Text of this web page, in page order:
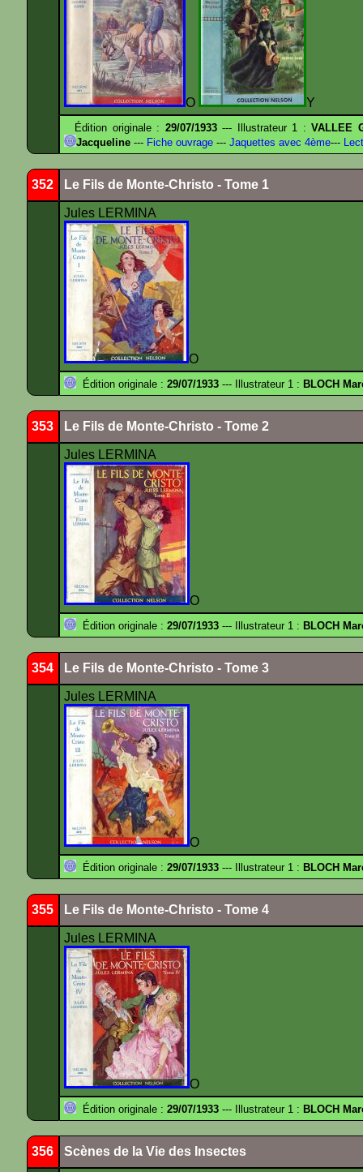
O Y
Édition originale : 29/07/1933--- Illustrateur 1 :VALLEE
Jacqueline --- Fiche ouvrage --- Jaquettes avec 4ème---
352 Le Fils de Monte-Christo - Tome 1
Jules LERMINA
O
Édition originale : 29/07/1933 --- Illustrateur 1 : BLOCH
353 Le Fils de Monte-Christo - Tome 2
Jules LERMINA
O
Édition originale : 29/07/1933 --- Illustrateur 1 : BLOCH
354 Le Fils de Monte-Christo - Tome 3
Jules LERMINA
O
Édition originale : 29/07/1933 --- Illustrateur 1 : BLOCH
355 Le Fils de Monte-Christo - Tome 4
Jules LERMINA
O
Édition originale : 29/07/1933 --- Illustrateur 1 : BLOCH
356 Scènes de la Vie des Insectes